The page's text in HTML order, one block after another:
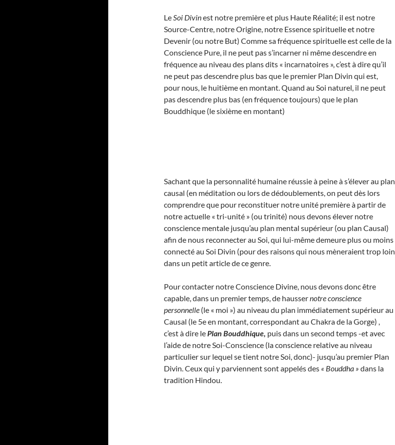
LeSoi Divinest notre première et plus Haute Réalité; il est notre
Source-Centre, notre Origine, notre Essence spirituelle et notre
Devenir (ou notre But) Comme sa fréquence spirituelle est celle de la
Conscience Pure, il ne peut pas s’incarner ni même descendre en
fréquence au niveau des plans dits « incarnatoires », c’est à dire qu’il
ne peut pas descendre plus bas que le premier Plan Divin qui est,
pour nous, le huitième en montant. Quand au Soi naturel, il ne peut
pas descendre plus bas (en fréquence toujours) que le plan
Bouddhique (le sixième en montant)
Sachant que la personnalité humaine réussie à peine à s’élever au plan
causal (en méditation ou lors de dédoublements, on peut dès lors
comprendre que pour reconstituer notre unité première à partir de
notre actuelle « tri-unité » (ou trinité) nous devons élever notre
conscience mentale jusqu’au plan mental supérieur (ou plan Causal)
afin de nous reconnecter au Soi, qui lui-même demeure plus ou moins
connecté au Soi Divin (pour des raisons qui nous mèneraient trop loin
dans un petit article de ce genre.
Pour contacter notre Conscience Divine, nous devons donc être
capable, dans un premier temps, de haussernotre conscience
personnelle (le « moi ») au niveau du plan immédiatement supérieur au
Causal (le 5e en montant, correspondant au Chakra de la Gorge) ,
c’est à dire lePlan Bouddhique, puis dans un second temps -et avec
l’aide de notre Soi-Conscience (la conscience relative au niveau
particulier sur lequel se tient notre Soi, donc)- jusqu’au premier Plan
Divin. Ceux qui y parviennent sont appelés des « Bouddha » dans la
tradition Hindou.